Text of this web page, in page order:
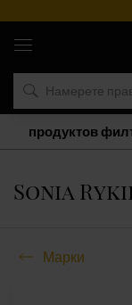
Марки
Sonia
Sonia
Марки
продуктов